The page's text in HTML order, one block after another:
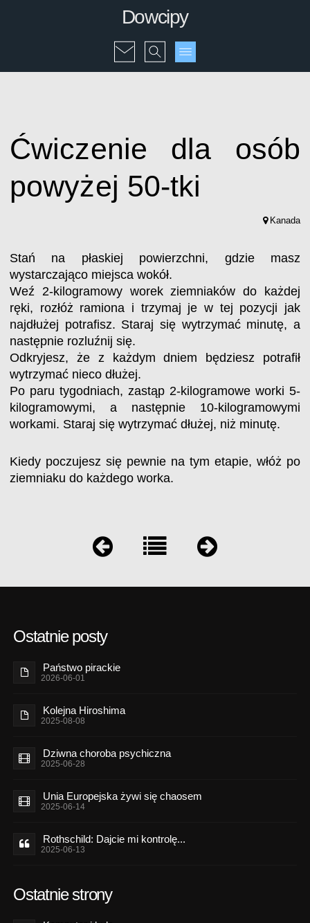
Dowcipy
Ćwiczenie dla osób
powyżej 50-tki
Kanada
Stań na płaskiej powierzchni, gdzie masz
wystarczająco miejsca wokół.
Weź 2-kilogramowy worek ziemniaków do każdej
ręki, rozłóż ramiona i trzymaj je w tej pozycji jak
najdłużej potrafisz. Staraj się wytrzymać minutę, a
następnie rozluźnij się.
Odkryjesz, że z każdym dniem będziesz potrafił
wytrzymać nieco dłużej.
Po paru tygodniach, zastąp 2-kilogramowe worki 5-
kilogramowymi, a następnie 10-kilogramowymi
workami. Staraj się wytrzymać dłużej, niż minutę.
Kiedy poczujesz się pewnie na tym etapie, włóż po
ziemniaku do każdego worka.
Ostatnie posty
Państwo pirackie
2026-06-01
Kolejna Hiroshima
2025-08-08
Dziwna choroba psychiczna
2025-06-28
Unia Europejska żywi się chaosem
2025-06-14
Rothschild: Dajcie mi kontrolę...
2025-06-13
Ostatnie strony